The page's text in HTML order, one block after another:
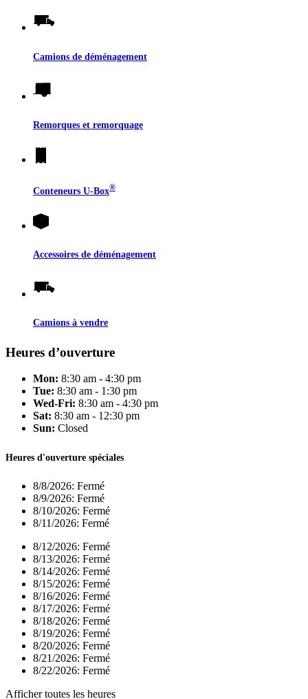
Camions de déménagement
Remorques et remorquage
Conteneurs U-Box®
Accessoires de déménagement
Camions à vendre
Heures d’ouverture
Mon: 8:30 am - 4:30 pm
Tue: 8:30 am - 1:30 pm
Wed-Fri: 8:30 am - 4:30 pm
Sat: 8:30 am - 12:30 pm
Sun: Closed
Heures d'ouverture spéciales
8/8/2026: Fermé
8/9/2026: Fermé
8/10/2026: Fermé
8/11/2026: Fermé
8/12/2026: Fermé
8/13/2026: Fermé
8/14/2026: Fermé
8/15/2026: Fermé
8/16/2026: Fermé
8/17/2026: Fermé
8/18/2026: Fermé
8/19/2026: Fermé
8/20/2026: Fermé
8/21/2026: Fermé
8/22/2026: Fermé
Afficher toutes les heures